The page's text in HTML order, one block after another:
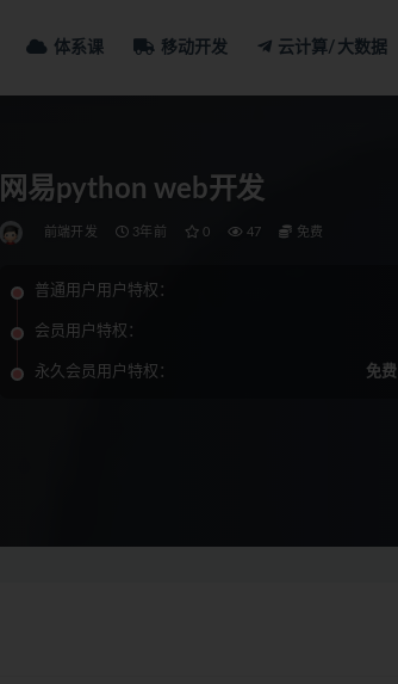
体系课 移动开发 云计算/大数据
网易python web开发
前端开发 3年前 0 47 免费
普通用户用户特权：
会员用户特权：
永久会员用户特权： 免费